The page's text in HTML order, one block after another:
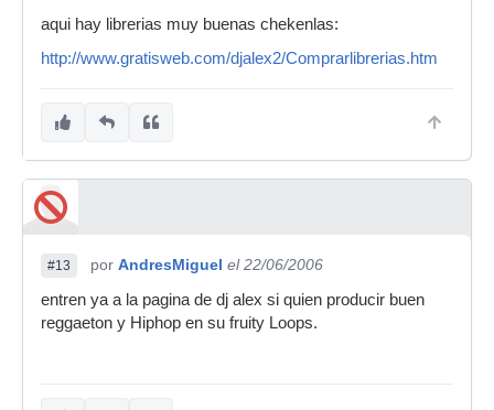
aqui hay librerias muy buenas chekenlas:
http://www.gratisweb.com/djalex2/Comprarlibrerias.htm
#13 por AndresMiguel el 22/06/2006
entren ya a la pagina de dj alex si quien producir buen
reggaeton y Hiphop en su fruity Loops.